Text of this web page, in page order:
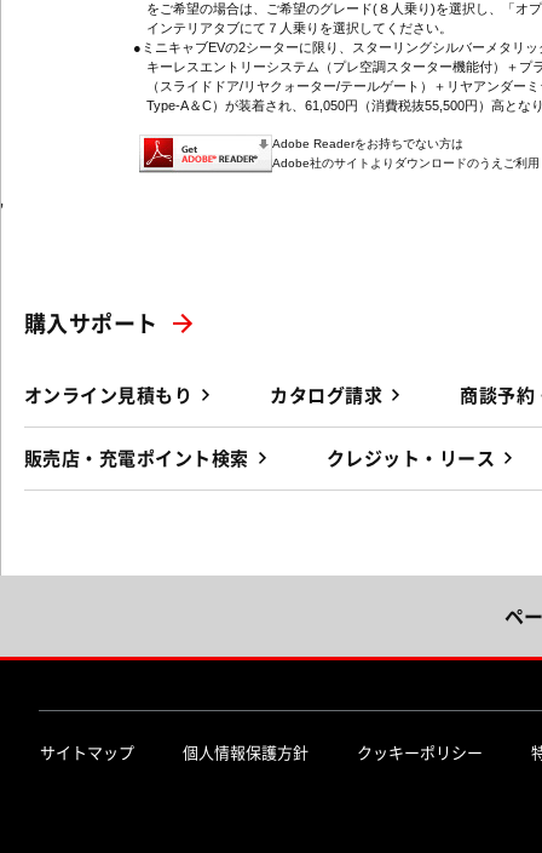
をご希望の場合は、ご希望のグレード(８人乗り)を選択し、「オ
インテリアタブにて７人乗りを選択してください。
●ミニキャブEVの2シーターに限り、スターリングシルバーメタリ
キーレスエントリーシステム（プレ空調スターター機能付）＋プ
（スライドドア/リヤクォーター/テールゲート）＋リヤアンダー
Type-A＆C）が装着され、61,050円（消費税抜55,500円）高とな
Adobe Readerをお持ちでない方は
Adobe社のサイトよりダウンロードのうえご利
'
購入サポート
オンライン見積もり カタログ請求 商談予約
販売店・充電ポイント検索 クレジット・リース
ペ
サイトマップ 個人情報保護方針 クッキーポリシー